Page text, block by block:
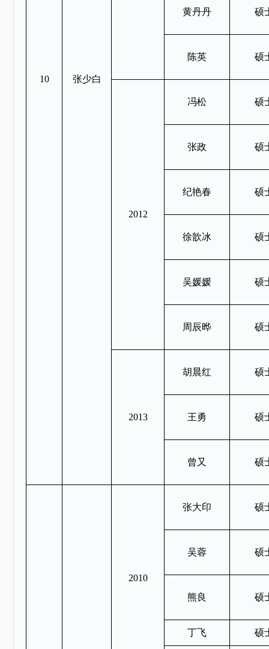
10 张少白
黄丹丹 硕
陈英 硕
2012
冯松 硕
张政 硕
纪艳春 硕
徐歆冰 硕
吴媛媛 硕
周辰晔 硕
2013
胡晨红 硕
王勇 硕
曾又 硕
2010
张大印 硕
吴蓉 硕
熊良 硕
丁飞 硕